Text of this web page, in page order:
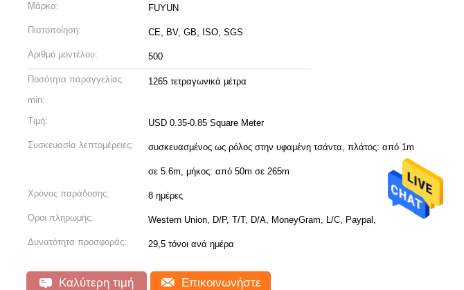
Μάρκα: FUYUN
Πιστοποίηση: CE, BV, GB, ISO, SGS
Αριθμό μοντέλου: 500
Ποσότητα παραγγελίας
min:
1265 τετραγωνικά μέτρα
Τιμή: USD 0.35-0.85 Square Meter
Συσκευασία λεπτομέρειες: συσκευασμένος ως ρόλος στην υφαμένη τσάντα, πλάτος: από 1m
σε 5.6m, μήκος: από 50m σε 265m
Χρόνος παράδοσης: 8 ημέρες
Όροι πληρωμής: Western Union, D/P, T/T, D/A, MoneyGram, L/C, Paypal,
Δυνατότητα προσφοράς: 29,5 τόνοι ανά ημέρα
Καλύτερη τιμή Επικοινωνήστε